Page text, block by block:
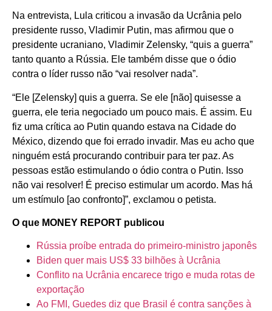
Na entrevista, Lula criticou a invasão da Ucrânia pelo
presidente russo, Vladimir Putin, mas afirmou que o
presidente ucraniano, Vladimir Zelensky, “quis a guerra”
tanto quanto a Rússia. Ele também disse que o ódio
contra o líder russo não “vai resolver nada”.
“Ele [Zelensky] quis a guerra. Se ele [não] quisesse a
guerra, ele teria negociado um pouco mais. É assim. Eu
fiz uma crítica ao Putin quando estava na Cidade do
México, dizendo que foi errado invadir. Mas eu acho que
ninguém está procurando contribuir para ter paz. As
pessoas estão estimulando o ódio contra o Putin. Isso
não vai resolver! É preciso estimular um acordo. Mas há
um estímulo [ao confronto]”, exclamou o petista.
O que MONEY REPORT publicou
Rússia proíbe entrada do primeiro-ministro japonês
Biden quer mais US$ 33 bilhões à Ucrânia
Conflito na Ucrânia encarece trigo e muda rotas de
exportação
Ao FMI, Guedes diz que Brasil é contra sanções à